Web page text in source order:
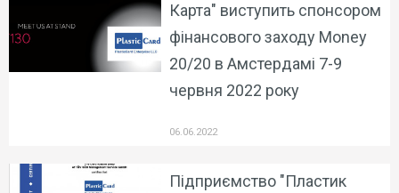
Карта" виступить спонсором
фінансового заходу Money
20/20 в Амстердамі 7-9
червня 2022 року
06.06.2022
Підприємство "Пластик